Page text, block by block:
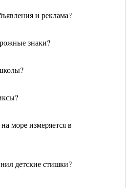
и реклама?
знаки?
море измеряется в
детские стишки?